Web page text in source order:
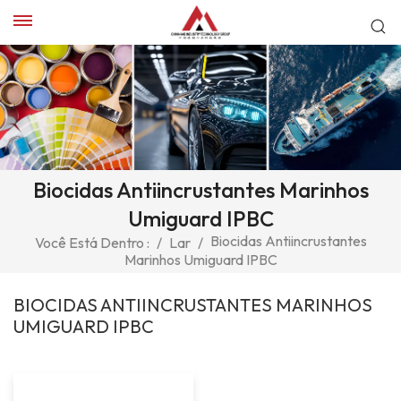
Biocidas Antiincrustantes Marinhos
Umiguard IPBC
Você Está Dentro : / Lar / Biocidas Antiincrustantes
Marinhos Umiguard IPBC
BIOCIDAS ANTIINCRUSTANTES MARINHOS
UMIGUARD IPBC